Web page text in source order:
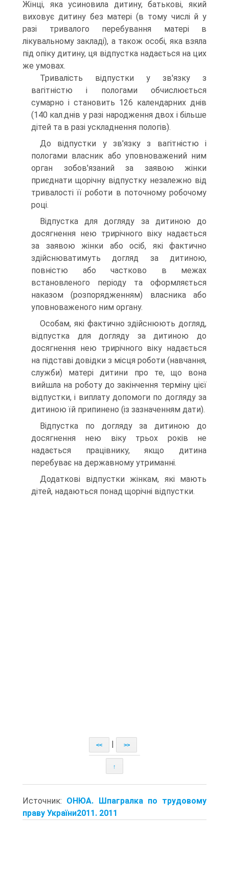
Жінці, яка усиновила дитину, батькові, який
виховує дитину без матері (в тому числі й у
разі тривалого перебування матері в
лікувальному закладі), а також особі, яка взяла
під опіку дитину, ця відпустка надається на цих
же умовах.
Тривалість відпустки у зв'язку з
вагітністю і пологами обчислюється
сумарно і становить 126 календарних днів
(140 кал.днів у разі народження двох і більше
дітей та в разі ускладнення пологів).
До відпустки у зв'язку з вагітністю і
пологами власник або уповноважений ним
орган зобов'язаний за заявою жінки
приєднати щорічну відпустку незалежно від
тривалості її роботи в поточному робочому
році.
Відпустка для догляду за дитиною до
досягнення нею трирічного віку надається
за заявою жінки або осіб, які фактично
здійснюватимуть догляд за дитиною,
повністю або частково в межах
встановленого періоду та оформляється
наказом (розпорядженням) власника або
уповноваженого ним органу.
Особам, які фактично здійснюють догляд,
відпустка для догляду за дитиною до
досягнення нею трирічного віку надається
на підставі довідки з місця роботи (навчання,
служби) матері дитини про те, що вона
вийшла на роботу до закінчення терміну цієї
відпустки, і виплату допомоги по догляду за
дитиною їй припинено (із зазначенням дати).
Відпустка по догляду за дитиною до
досягнення нею віку трьох років не
надається працівнику, якщо дитина
перебуває на державному утриманні.
Додаткові відпустки жінкам, які мають
дітей, надаються понад щорічні відпустки.
<< >>
↑
Источник: ОНЮА. Шпагралка по трудовому
праву України2011. 2011